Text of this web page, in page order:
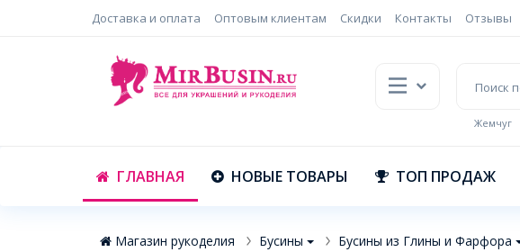
Доставка и оплата Оптовым клиентам Скидки Контакты Отзывы
Жемчуг
ГЛАВНАЯ НОВЫЕ ТОВАРЫ ТОП ПРОДАЖ
Магазин рукоделия Бусины Бусины из Глины и Фарфора